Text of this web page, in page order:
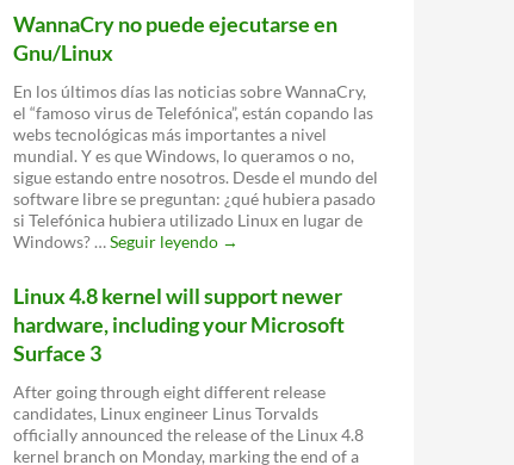
Linux
la
estética
de
Windows
10
WannaCry no puede ejecutarse en
Gnu/Linux
En los últimos días las noticias sobre WannaCry,
el “famoso virus de Telefónica”, están copando las
webs tecnológicas más importantes a nivel
mundial. Y es que Windows, lo queramos o no,
sigue estando entre nosotros. Desde el mundo del
software libre se preguntan: ¿qué hubiera pasado
si Telefónica hubiera utilizado Linux en lugar de
Windows? …Seguir leyendo WannaCry
ejecutarse
en
→
Linux 4.8 kernel will support newer
hardware, including your Microsoft
Surface 3
After going through eight different release
candidates, Linux engineer Linus Torvalds
officially announced the release of the Linux 4.8
kernel branch on Monday, marking the end of a